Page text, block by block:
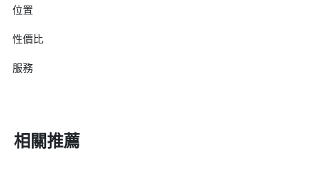
位置
性價比
服務
相關推薦